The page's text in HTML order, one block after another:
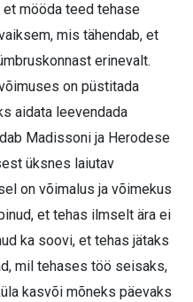
et mööda teed tehase
mis tähendab, et
erinevalt.
on püstitada
aidata leevendada
Madissoni ja Herodese
üksnes laiutav
on võimalus ja võimekus
et tehas ilmselt ära ei
ka soovi, et tehas jätaks
mil tehases töö seisaks,
kasvõi mõneks päevaks